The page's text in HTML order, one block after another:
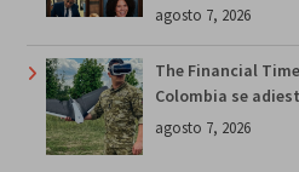
agosto 7, 2026
The Financial
Colombia se
agosto 7, 2026